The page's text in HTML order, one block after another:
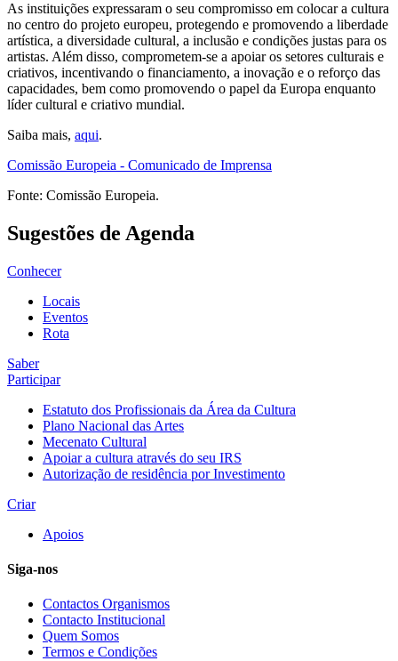
As instituições expressaram o seu compromisso em colocar a cultura
no centro do projeto europeu, protegendo e promovendo a liberdade
artística, a diversidade cultural, a inclusão e condições justas para os
artistas. Além disso, comprometem-se a apoiar os setores culturais e
criativos, incentivando o financiamento, a inovação e o reforço das
capacidades, bem como promovendo o papel da Europa enquanto
líder cultural e criativo mundial.
Saiba mais, aqui.
Comissão Europeia - Comunicado de Imprensa
Fonte: Comissão Europeia.
Sugestões de Agenda
Conhecer
Locais
Eventos
Rota
Saber
Participar
Estatuto dos Profissionais da Área da Cultura
Plano Nacional das Artes
Mecenato Cultural
Apoiar a cultura através do seu IRS
Autorização de residência por Investimento
Criar
Apoios
Siga-nos
Contactos Organismos
Contacto Institucional
Quem Somos
Termos e Condições